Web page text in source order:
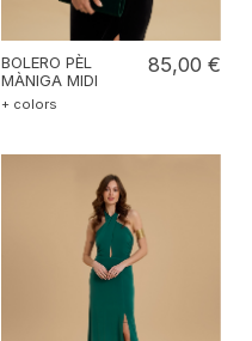
BOLERO PÈL
MÀNIGA MIDI
+ colors
85,00 €